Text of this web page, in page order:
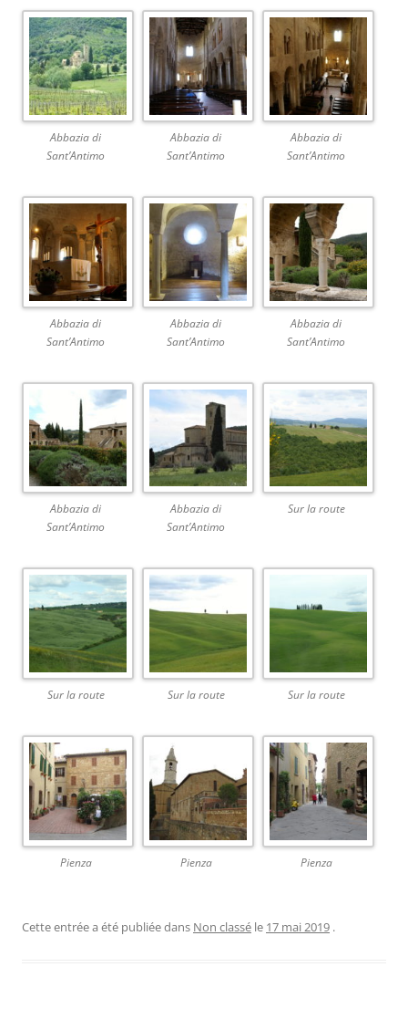
Abbazia di
Sant’Antimo
Abbazia di
Sant’Antimo
Abbazia di
Sant’Antimo
Abbazia di
Sant’Antimo
Abbazia di
Sant’Antimo
Abbazia di
Sant’Antimo
Abbazia di
Sant’Antimo
Abbazia di
Sant’Antimo
Sur la route
Sur la route Sur la route Sur la route
Pienza Pienza Pienza
Cette entrée a été publiée dans Non classé le 17 mai 2019 .